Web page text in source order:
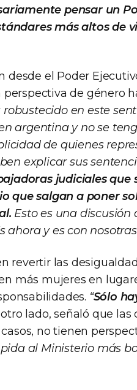
pensar un
más altos de
desde el Poder
de género
robustecido en este
argentina y no se
de quienes
explicar sus
judiciales que
que salgan a poner
Esto es una
ahora y es con
revertir las
más mujeres en
“Sólo
lado, señaló que
no tienen
al Ministerio más